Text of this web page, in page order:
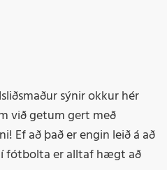
sýnir okkur hér
við getum gert með
Ef að það er engin leið á að
fótbolta er alltaf hægt að